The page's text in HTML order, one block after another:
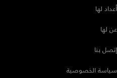
أعداد لها
عن لها
إتصل بنا
سياسة الخصوصية